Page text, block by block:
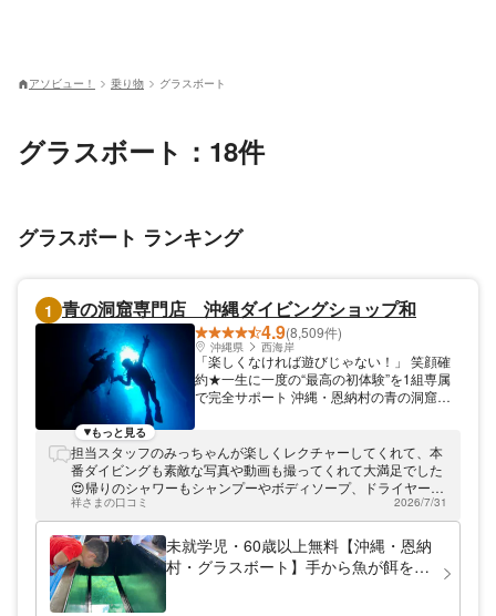
アソビュー！ 乗り物 グラスボート
グラスボート：18件
グラスボート ランキング
1 青の洞窟専門店 沖縄ダイビングショップ和
4.9(8,509件)
沖縄県 西海岸
「楽しくなければ遊びじゃない！」 笑顔確
約★一生に一度の“最高の初体験”を1組専属
で完全サポート 沖縄・恩納村の青の洞窟専
験ダイビング専門ショップです。沖縄県公安
委員会の「安全対策優良海域レジャー提供業
者（マル優）」認定を受けた、安全面も公的
に評価されたお店なので、初めての方や泳ぎ
が苦手な方、ご家族連れにも安心してご参加
いただけます。 コンセプトは「楽しくなけ
れば遊びじゃない！」。 スタッフ自身が
「自分が行くならこんなお店がいい」「友達
もっと見る
担当スタッフのみっちゃんが楽しくレクチャーしてくれて、本
番ダイビングも素敵な写真や動画も撮ってくれて大満足でした
😍帰りのシャワーもシャンプーやボディソープ、ドライヤーも
無料で使用できて設備も満足でした！
祥さまの口コミ 2026/7/31
未就学児・60歳以上無料【沖縄・恩納
村・グラスボート】手から魚が餌を食